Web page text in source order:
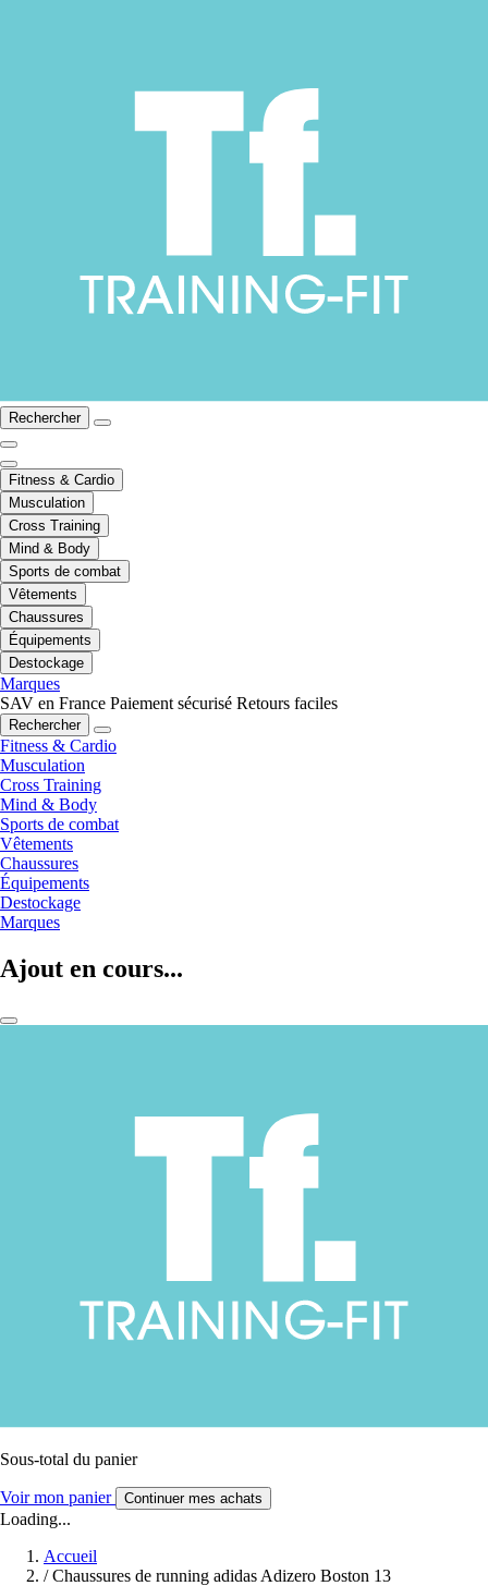
Rechercher
Fitness & Cardio
Musculation
Cross Training
Mind & Body
Sports de combat
Vêtements
Chaussures
Équipements
Destockage
Marques
SAV en France Paiement sécurisé Retours faciles
Rechercher
Fitness & Cardio
Musculation
Cross Training
Mind & Body
Sports de combat
Vêtements
Chaussures
Équipements
Destockage
Marques
Ajout en cours...
Sous-total du panier
Voir mon panier Continuer mes achats
Loading...
Accueil
/ Chaussures de running adidas Adizero Boston 13